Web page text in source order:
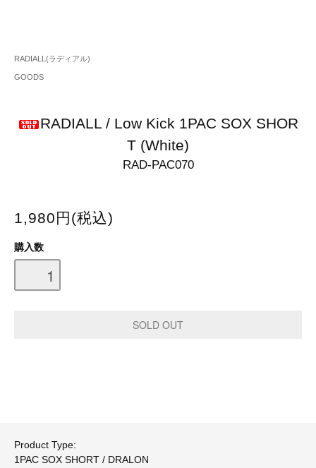
RADIALL(ラディアル)
GOODS
RADIALL / Low Kick 1PAC SOX SHOR
T (White)
RAD-PAC070
1,980円(税込)
購入数
Product Type:
1PAC SOX SHORT / DRALON